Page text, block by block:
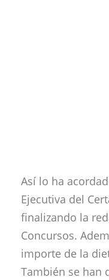
Así lo ha
Ejecutiva del
finalizando la
Concursos.
importe de la
También se han